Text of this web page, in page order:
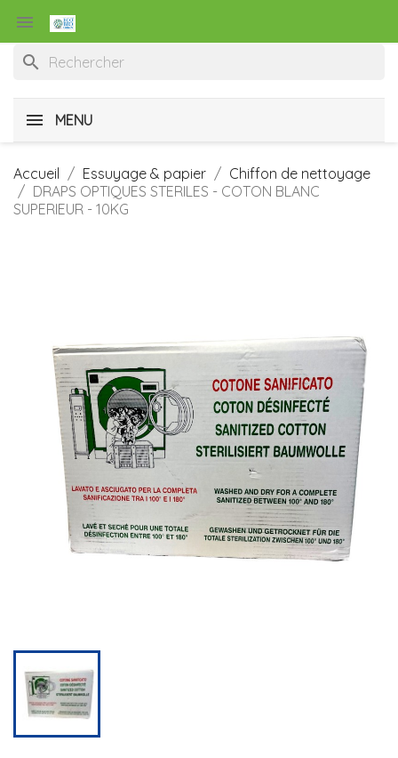

search
MENU
Accueil Essuyage & papier
Chiffon de nettoyage
DRAPS OPTIQUES STERILES - COTON BLANC
SUPERIEUR - 10KG